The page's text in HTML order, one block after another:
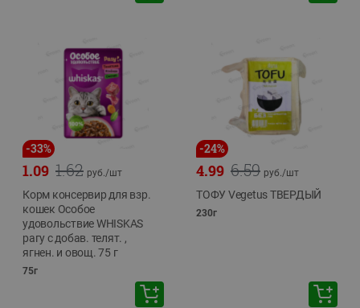
-33%
1.62
1.09 руб./шт
Корм консервир для взр.
кошек Особое
удовольствие WHISKAS
рагу с добав. телят. ,
ягнен. и овощ. 75 г
75г
-24%
6.59
4.99 руб./шт
ТОФУ Vegetus ТВЕРДЫЙ
230г